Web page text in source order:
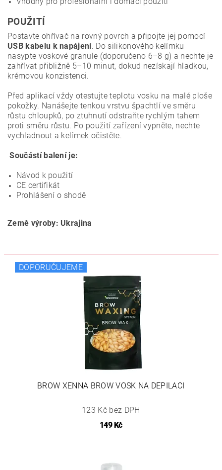
POUŽITÍ
Postavte ohřívač na rovný povrch a připojte jej pomocí
USB kabelu k napájení. Do silikonového kelímku
nasypte voskové granule (doporučeno 6–8 g) a nechte je
zahřívat přibližně 5–10 minut, dokud nezískají hladkou,
krémovou konzistenci.
Před aplikací vždy otestujte teplotu vosku na malé ploše
pokožky. Nanášejte tenkou vrstvu špachtlí ve směru
růstu chloupků, po ztuhnutí odstraňte rychlým tahem
proti směru růstu. Po použití zařízení vypněte, nechte
vychladnout a kelímek očistěte.
Součástí balení je:
Návod k použití
CE certifikát
Prohlášení o shodě
Země výroby: Ukrajina
DOPORUČUJEME
BROW XENNA BROW VOSK NA DEPILACI
123 Kč bez DPH
149 Kč